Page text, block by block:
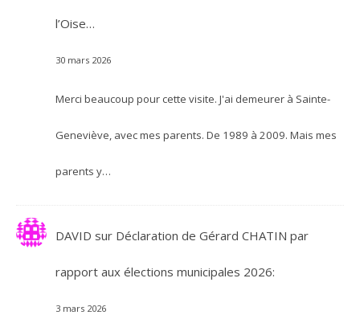
l’Oise…
30 mars 2026
Merci beaucoup pour cette visite. J'ai demeurer à Sainte-
Geneviève, avec mes parents. De 1989 à 2009. Mais mes
parents y…
DAVID sur Déclaration de Gérard CHATIN par
rapport aux élections municipales 2026:
3 mars 2026